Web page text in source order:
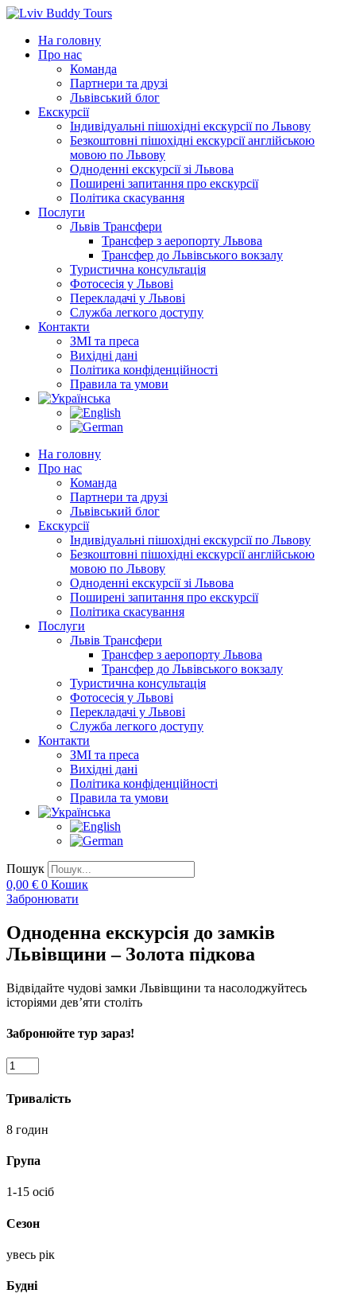
Перейти
вмістуНа головну
Про нас
Команда
Партнери та друзі
Львівський блог
Екскурсії
Індивідуальні пішохідні екскурсії по Львову
Безкоштовні пішохідні екскурсії англійською
мовою по Львову
Одноденні екскурсії зі Львова
Поширені запитання про екскурсії
Політика скасування
Послуги
Львів Трансфери
Трансфер з аеропорту Львова
Трансфер до Львівського вокзалу
Туристична консультація
Фотосесія у Львові
Перекладачі у Львові
Служба легкого доступу
Контакти
ЗМІ та преса
Вихідні дані
Політика конфіденційності
Правила та умови
На головну
Про нас
Команда
Партнери та друзі
Львівський блог
Екскурсії
Індивідуальні пішохідні екскурсії по Львову
Безкоштовні пішохідні екскурсії англійською
мовою по Львову
Одноденні екскурсії зі Львова
Поширені запитання про екскурсії
Політика скасування
Послуги
Львів Трансфери
Трансфер з аеропорту Львова
Трансфер до Львівського вокзалу
Туристична консультація
Фотосесія у Львові
Перекладачі у Львові
Служба легкого доступу
Контакти
ЗМІ та преса
Вихідні дані
Політика конфіденційності
Правила та умови
Пошук
0,00 € 0 Кошик
Забронювати
Одноденна екскурсія до замків
Львівщини – Золота підкова
Відвідайте чудові замки Львівщини та насолоджуйтесь
історіями дев’яти століть
Забронюйте тур зараз!
Одноденна
екскурсія
до
замків
-
підкова
Тривалість
8 годин
Група
1-15 осіб
Сезон
увесь рік
Будні